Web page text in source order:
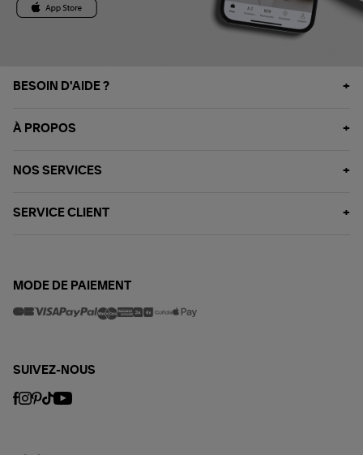
BESOIN D'AIDE ?
À PROPOS
NOS SERVICES
SERVICE CLIENT
MODE DE PAIEMENT
SUIVEZ-NOUS